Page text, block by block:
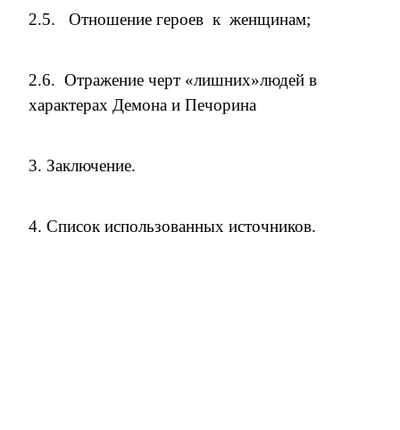
2.5. Отношение героев к женщинам;
2.6. Отражение черт «лишних»людей в
характерах Демона и Печорина
3. Заключение.
4. Список использованных источников.